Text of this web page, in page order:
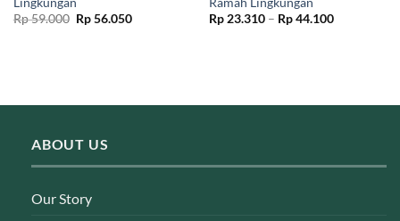
Rp59.000 Original
price
Rp56.050Current
Rp23.310 – Rp44.100Price
ABOUT US
Our Story